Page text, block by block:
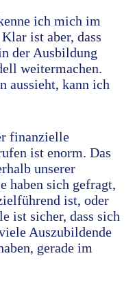
ich mich im
ist aber, dass
der Ausbildung
weitermachen.
aussieht, kann ich
finanzielle
ist enorm. Das
unserer
haben sich gefragt,
ist, oder
ist sicher, dass sich
Auszubildende
gerade im